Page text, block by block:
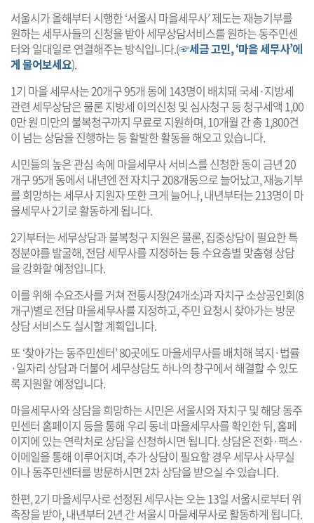
서울시가 올해부터 시행한 ‘서울시 마을세무사’ 제도는 재능기부를
원하는 세무사들의 신청을 받아 세무상담서비스를 원하는 동주민센
터와 일대일로 연결해주는 방식입니다.(☞세금 고민, ‘마을 세무사’에
게 물어보세요).
1기 마을 세무사는 20개구 95개 동에 143명이 배치돼 국세·지방세
관련 세무상담은 물론 지방세 이의신청 및 심사청구 등 청구세액 1,00
0만 원 미만의 불복청구까지 무료로 지원하며, 10개월 간 총 1,800건
이 넘는 상담을 진행하는 등 활발한 활동을 해오고 있습니다.
시민들의 높은 관심 속에 마을세무사 서비스를 신청한 동이 금년 20
개구 95개 동에서 내년엔 전 자치구 208개동으로 늘어났고, 재능기부
를 희망하는 세무사 지원자 또한 크게 늘어나, 내년부터는 213명이 마
을세무사 2기로 활동하게 됩니다.
2기부터는 세무상담과 불복청구 지원은 물론, 집중상담이 필요한 특
정분야를 발굴해, 전담 세무사를 지정하는 등 수요층별 맞춤형 상담
을 강화할 예정입니다.
이를 위해 수요조사를 거쳐 전통시장(24개소)과 자치구 소상공인회(8
개구)별로 전담 마을세무사를 지정하고, 주민 요청시 찾아가는 방문
상담 서비스도 실시할 계획입니다.
또 ‘찾아가는 동주민센터’ 80곳에도 마을세무사를 배치해 복지·법률
·일자리 상담과 더불어 세무상담도 하나의 창구에서 해결할 수 있도
록 지원할 예정입니다.
마을세무사와 상담을 희망하는 시민은 서울시와 자치구 및 해당 동주
민센터 홈페이지 등을 통해 우리 동네 마을세무사를 확인한 뒤, 홈페
이지에 있는 연락처로 상담을 신청하시면 됩니다. 상담은 전화·팩스·
이메일을 통해 이루어지며, 추가 상담이 필요할 경우 세무사 사무실
이나 동주민센터를 방문하시면 2차 상담을 받으실 수 있습니다.
한편, 2기 마을세무사로 선정된 세무사는 오는 13일 서울시로부터 위
촉장을 받아, 내년부터 2년 간 서울시 마을세무사로 활동하게 됩니다.